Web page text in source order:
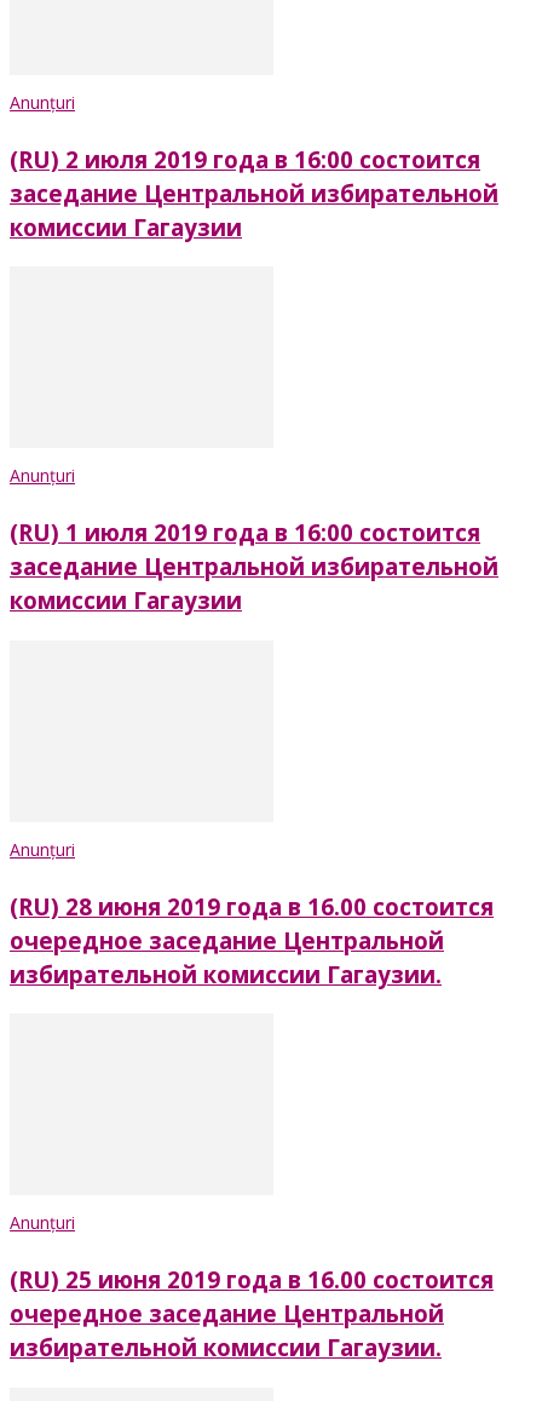
Anunțuri
(RU) 2 июля 2019 года в 16:00 состоится
заседание Центральной избирательной
комиссии Гагаузии
Anunțuri
(RU) 1 июля 2019 года в 16:00 состоится
заседание Центральной избирательной
комиссии Гагаузии
Anunțuri
(RU) 28 июня 2019 года в 16.00 состоится
очередное заседание Центральной
избирательной комиссии Гагаузии.
Anunțuri
(RU) 25 июня 2019 года в 16.00 состоится
очередное заседание Центральной
избирательной комиссии Гагаузии.